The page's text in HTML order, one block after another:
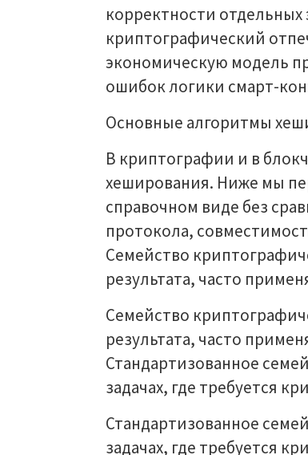
корректности
криптографический
экономическую модель
ошибок логики смарт-
Основные алгоритмы
В криптографии и в
хеширования. Ниже мы
справочном виде без
протокола,
Семейство
результата, часто
Семейство
результата, часто
Стандартизованное
задачах, где требуется
Стандартизованное
задачах, где требуется